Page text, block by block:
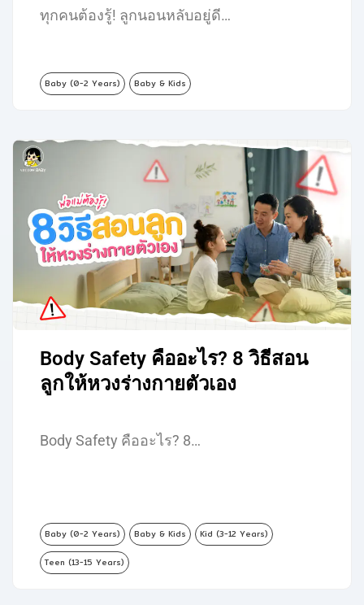
ทุกคนต้องรู้! ลูกนอนหลับอยู่ดี…
Baby (0-2 Years) Baby & Kids
Body Safety คืออะไร? 8 วิธีสอน
ลูกให้หวงร่างกายตัวเอง
Body Safety คืออะไร? 8…
Baby (0-2 Years) Baby & Kids Kid (3-12 Years)
Teen (13-15 Years)